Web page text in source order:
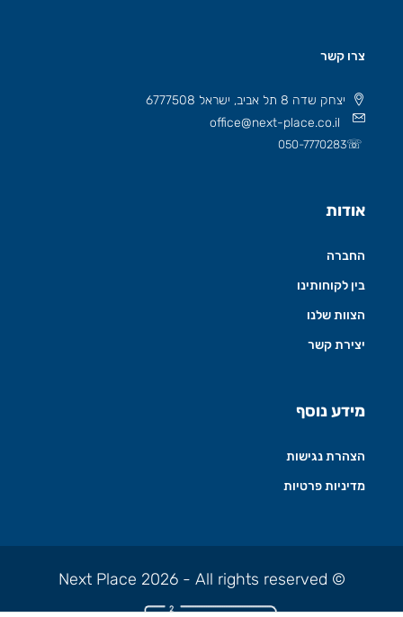
צרו קשר
יצחק שדה 8 תל אביב, ישראל 6777508
office@next-place.co.il
☏
050-7770283
אודות
החברה
בין לקוחותינו
הצוות שלנו
יצירת קשר
מידע נוסף
הצהרת נגישות
מדיניות פרטיות
© Next Place 2026 - All rights reserved